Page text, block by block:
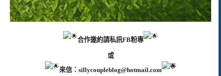
合作邀約請私訊FB粉專
或
來信： sillycoupleblog@hotmail.com